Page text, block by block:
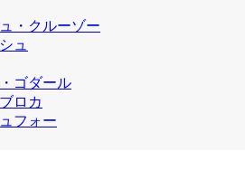
・クルーゾー
ュ
ゴダール
ロカ
フォー